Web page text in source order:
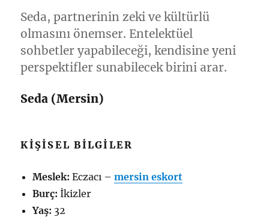
Seda, partnerinin zeki ve kültürlü
olmasını önemser. Entelektüel
sohbetler yapabileceği, kendisine yeni
perspektifler sunabilecek birini arar.
Seda (Mersin)
KIŞISEL BILGILER
Meslek: Eczacı –mersin eskort
Burç: İkizler
Yaş: 32